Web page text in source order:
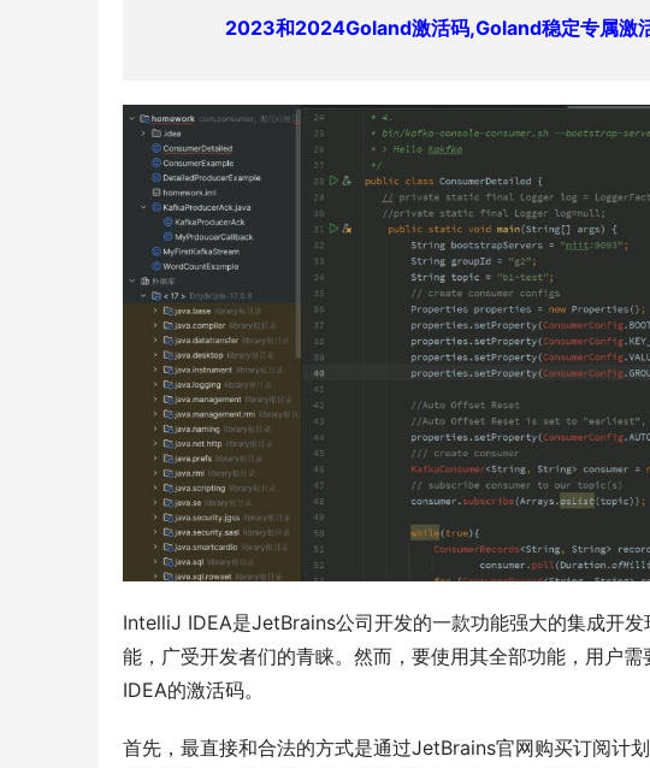
2023和2024Goland激活码,Goland稳定专属激
IntelliJ IDEA是JetBrains公司开发的一款功能强大的集成开
能，广受开发者们的青睐。然而，要使用其全部功能，用户
IDEA的激活码。
首先，最直接和合法的方式是通过JetBrains官网购买订阅计